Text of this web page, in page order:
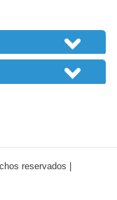
reservados |